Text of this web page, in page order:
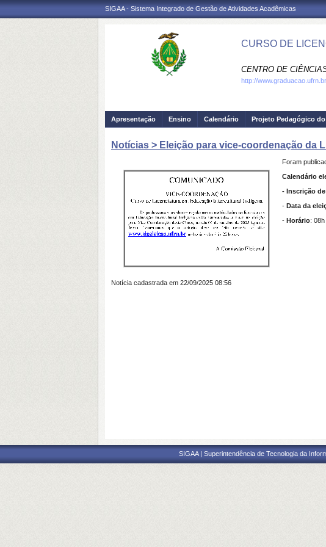
SIGAA - Sistema Integrado de Gestão de Atividades Acadêmicas
CURSO DE
CENTRO DE
http://
Apresentação Ensino Calendário Projeto Pedagógico
Notícias > Eleição para vice-coordenação da
Foram
Calendário
- Inscrição
- Data da
- Horário:
Notícia cadastrada em 22/09/2025 08:56
SIGAA | Superintendência de Tecnologia da